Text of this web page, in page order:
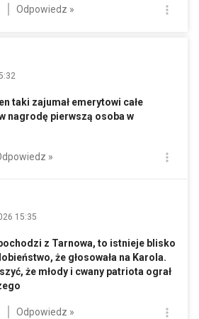
Odpowiedz »
taki zajumał emerytowi całe
nagrodę pierwszą osoba w
»
15:35
z Tarnowa, to istnieje blisko
że głosowała na Karola.
że młody i cwany patriota ograł
Odpowiedz »